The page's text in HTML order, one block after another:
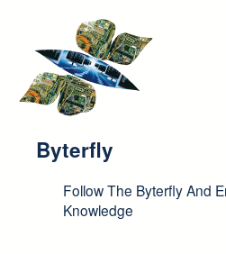
Byterfly
Follow The Byterfly And
Knowledge